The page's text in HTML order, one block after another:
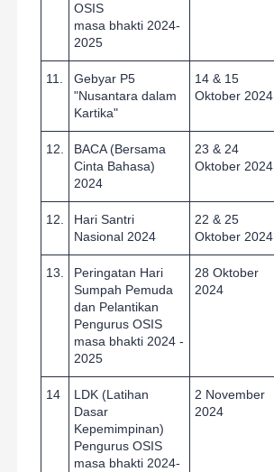
OSIS
masa bhakti 2024-
2025
11.
Gebyar P5
"Nusantara dalam
Kartika"
14 & 15
Oktober 2024
12.
BACA (Bersama
Cinta Bahasa)
2024
23 & 24
Oktober 2024
12.
Hari Santri
Nasional 2024
22 & 25
Oktober 2024
13.
Peringatan Hari
Sumpah Pemuda
dan Pelantikan
Pengurus OSIS
masa bhakti 2024 -
2025
28 Oktober
2024
14
LDK (Latihan
Dasar
Kepemimpinan)
Pengurus OSIS
masa bhakti 2024-
2 November
2024